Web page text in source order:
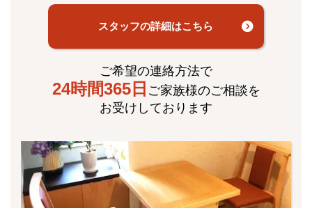
スタッフの詳細はこちら
ご希望の連絡方法で
24時間365日 ご家族様のご相談を
お受けしております